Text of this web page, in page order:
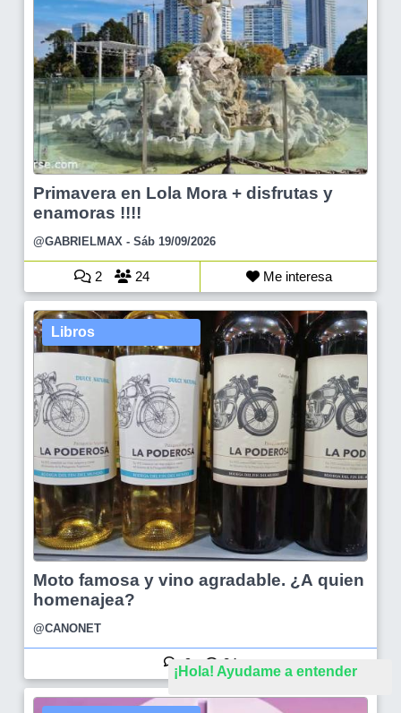
¡Hola! Ayudame a entender
Primavera en Lola Mora + disfrutas y
enamoras !!!!
@GABRIELMAX - Sáb 19/09/2026
2 24 Me interesa
Libros
Moto famosa y vino agradable. ¿A quien
homenajea?
@CANONET
9 24